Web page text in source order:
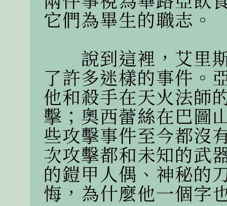
它們為畢生的職志。
說到這裡，艾里斯
了許多迷樣的事件。
他和殺手在天火法師
擊；奧西蕾絲在巴圖
些攻擊事件至今都沒
次攻擊都和未知的武
的鎧甲人偶、神秘的
悔，為什麼他一個字